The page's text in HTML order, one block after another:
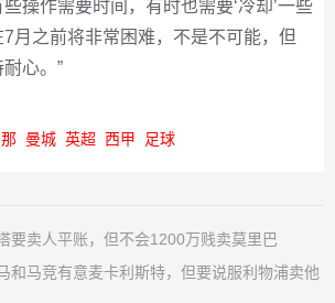
操作需要时间，有时也需要‘冷却’一些
月之前将非常困难，不是不可能，但
心。”
曼城 英超 西甲 足球
要卖人平账，但不会1200万贱卖莫里巴
和马竞有意麦卡利斯特，但要说服利物浦卖他